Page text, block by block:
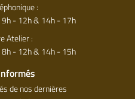
:
9h - 12h & 14h - 17h
Atelier :
8h - 12h & 14h - 15h
de nos dernières